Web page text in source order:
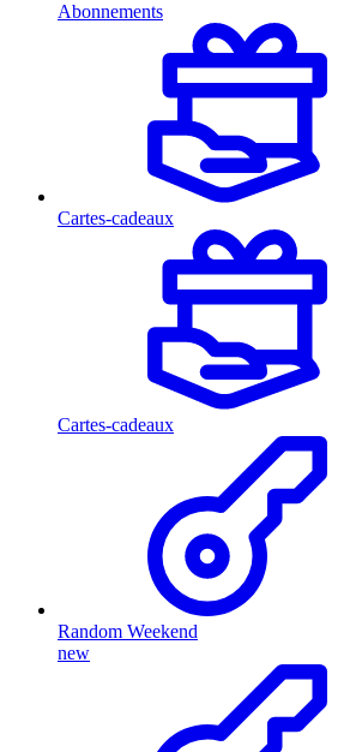
Abonnements
Cartes-cadeaux
Cartes-cadeaux
Random Weekend
new